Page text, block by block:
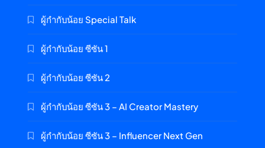
ผู้กำกับน้อย Special Talk
ผู้กำกับน้อย ซีซัน 1
ผู้กำกับน้อย ซีซัน 2
ผู้กำกับน้อย ซีซัน 3 – AI Creator Mastery
ผู้กำกับน้อย ซีซัน 3 – Influencer Next Gen